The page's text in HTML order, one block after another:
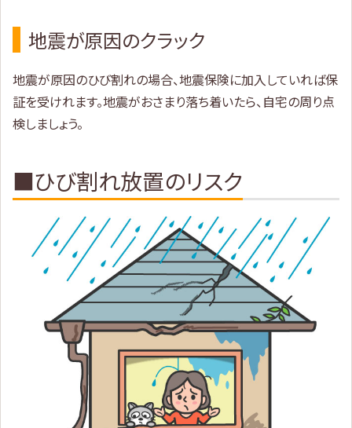
地震が原因のクラック
地震が原因のひび割れの場合、地震保険に加入していれば保
証を受けれます。地震がおさまり落ち着いたら、自宅の周り点
検しましょう。
■ひび割れ放置のリスク